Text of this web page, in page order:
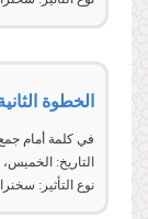
الخطوة
في كلمة أمام
التاريخ: الخميس، 19 كانون الأول 2019م
نوع التأثير: